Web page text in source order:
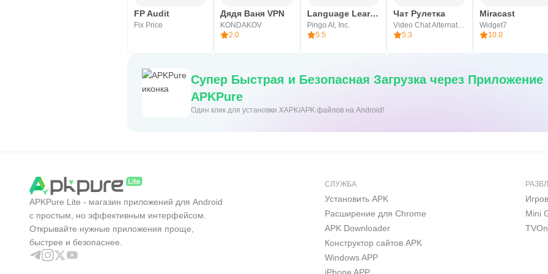
Быть этим приложением является первым приложением такого рода в арабском мире, так
Приложение «Арабское быстрое чтение» - это ваш лучший вариант для более быстрого
быстрого чтения, а также для повышения способности к тексту, что дает вам большое
info@arabspeedreading.com
FP Audit
Fix Price
Дядя Ваня VPN
KONDAKOV
2.0
Language Learning: Pingo AI
Pingo AI, Inc.
5.5
Чат Рулетка
Video Chat Alternative
5.3
Miracast
Widget7
10.0
Супер Быстрая и Безопасная Загрузка через Приложение
APKPure
Один клик для установки XAPK/APK файлов на Android!
APKPure Lite - магазин приложений для Android
с простым, но эффективным интерфейсом.
Открывайте нужные приложения проще,
быстрее и безопаснее.
СЛУЖБА
Установить APK
Расширение для Chrome
APK Downloader
Конструктор сайтов APK
Windows APP
Mini